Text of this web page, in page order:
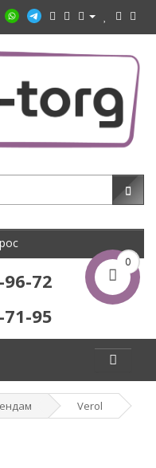
0
72
95
Verol